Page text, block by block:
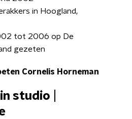
in Hoogland,
tot 2006 op De
gezeten
Cornelis Horneman
studio |